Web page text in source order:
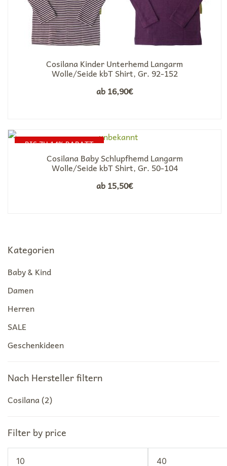
Cosilana Kinder Unterhemd Langarm
Wolle/Seide kbT Shirt, Gr. 92-152
ab16,90€
BIS ZU 14% RABATT
Cosilana Baby Schlupfhemd Langarm
Wolle/Seide kbT Shirt, Gr. 50-104
ab15,50€
Kategorien
Baby & Kind
Damen
Herren
SALE
Geschenkideen
Nach Hersteller filtern
Cosilana (2)
Filter by price
Min.
Max.